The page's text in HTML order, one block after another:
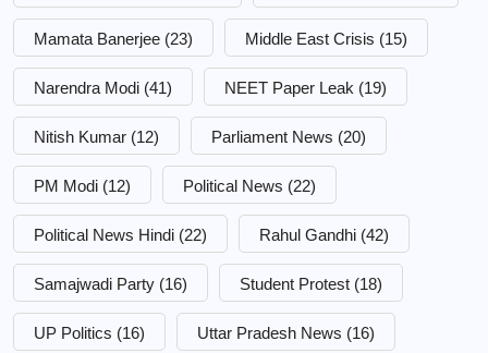
Mamata Banerjee (23) Middle East Crisis (15)
Narendra Modi (41) NEET Paper Leak (19)
Nitish Kumar (12) Parliament News (20)
PM Modi (12) Political News (22)
Political News Hindi (22) Rahul Gandhi (42)
Samajwadi Party (16) Student Protest (18)
UP Politics (16) Uttar Pradesh News (16)